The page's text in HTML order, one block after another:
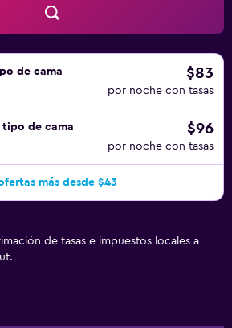
de cama
$83
por noche con tasas
tipo de cama
$96
por noche con tasas
más desde $43
de tasas e impuestos locales a